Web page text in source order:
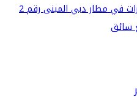
في مطار دبي المبنى رقم 2
سائق